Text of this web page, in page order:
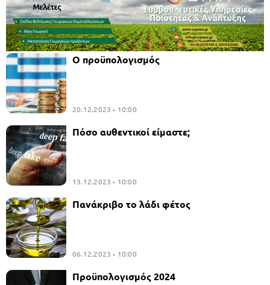
Ο προϋπολογισμός
20.12.2023 10:00
Πόσο αυθεντικοί είμαστε;
13.12.2023 10:00
Πανάκριβο το λάδι φέτος
06.12.2023 10:00
Προϋπολογισμός 2024